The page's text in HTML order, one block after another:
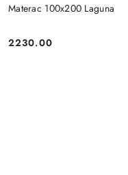
Materac 100x200 Laguna
Cena:
2230.00